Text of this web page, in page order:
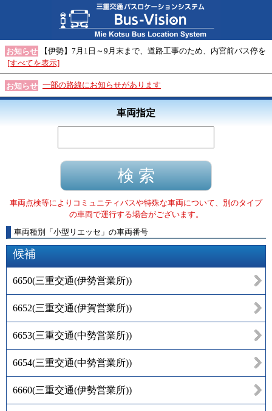
お知らせ
【伊勢】7月1日～9月末まで、道路工事のため、内宮前バス停を
[すべてを表示]
お知らせ 一部の路線にお知らせがあります
車両指定
車両点検等によりコミュニティバスや特殊な車両について、別のタイプ
の車両で運行する場合がございます。
車両種別
「 小型リエッセ 」 の車両番号
候補
6650(三重交通(伊勢営業所))
6652(三重交通(伊賀営業所))
6653(三重交通(中勢営業所))
6654(三重交通(中勢営業所))
6660(三重交通(伊勢営業所))